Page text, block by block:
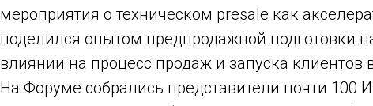
мероприятия о техническом presale как
поделился опытом предпродажной подготовки
влиянии на процесс продаж и запуска клиентов
На Форуме собрались представители почти 100